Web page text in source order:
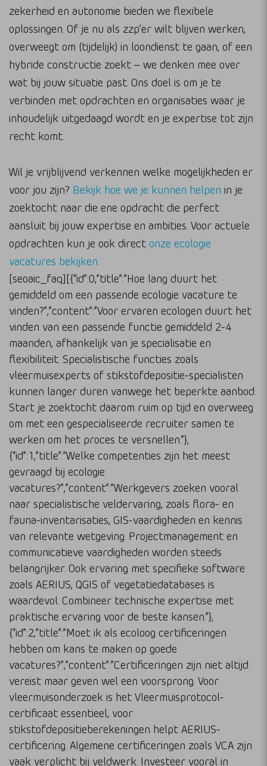
zekerheid en autonomie bieden we flexibele
oplossingen. Of je nu als zzp’er wilt blijven werken,
overweegt om (tijdelijk) in loondienst te gaan, of een
hybride constructie zoekt – we denken mee over
wat bij jouw situatie past. Ons doel is om je te
verbinden met opdrachten en organisaties waar je
inhoudelijk uitgedaagd wordt en je expertise tot zijn
recht komt.
Wil je vrijblijvend verkennen welke mogelijkheden er
voor jou zijn? Bekijk hoe we je kunnen helpen in je
zoektocht naar die ene opdracht die perfect
aansluit bij jouw expertise en ambities. Voor actuele
opdrachten kun je ook direct onze ecologie
vacatures bekijken
[seoaic_faq][{“id”:0,”title”:”Hoe lang duurt het
gemiddeld om een passende ecologie vacature te
vinden?”,”content”:”Voor ervaren ecologen duurt het
vinden van een passende functie gemiddeld 2-4
maanden, afhankelijk van je specialisatie en
flexibiliteit. Specialistische functies zoals
vleermuisexperts of stikstofdepositie-specialisten
kunnen langer duren vanwege het beperkte aanbod.
Start je zoektocht daarom ruim op tijd en overweeg
om met een gespecialiseerde recruiter samen te
werken om het proces te versnellen.”},
{“id”:1,”title”:”Welke competenties zijn het meest
gevraagd bij ecologie
vacatures?”,”content”:”Werkgevers zoeken vooral
naar specialistische veldervaring, zoals flora- en
fauna-inventarisaties, GIS-vaardigheden en kennis
van relevante wetgeving. Projectmanagement en
communicatieve vaardigheden worden steeds
belangrijker. Ook ervaring met specifieke software
zoals AERIUS, QGIS of vegetatiedatabases is
waardevol. Combineer technische expertise met
praktische ervaring voor de beste kansen.”},
{“id”:2,”title”:”Moet ik als ecoloog certificeringen
hebben om kans te maken op goede
vacatures?”,”content”:”Certificeringen zijn niet altijd
vereist maar geven wel een voorsprong. Voor
vleermuisonderzoek is het Vleermuisprotocol-
certificaat essentieel, voor
stikstofdepositieberekeningen helpt AERIUS-
certificering. Algemene certificeringen zoals VCA zijn
vaak verplicht bij veldwerk. Investeer vooral in